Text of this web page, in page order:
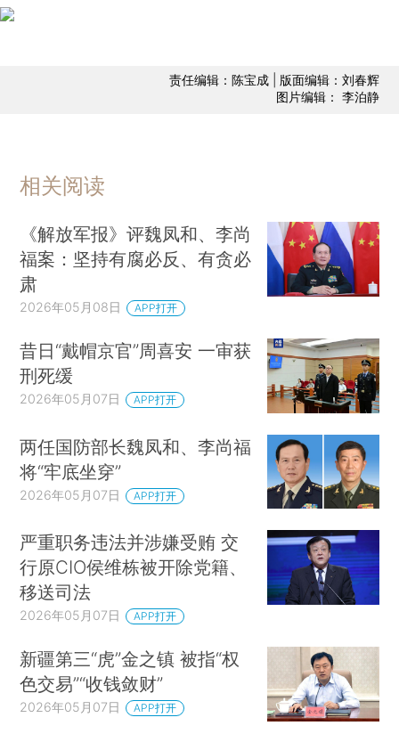
责任编辑：陈宝成 | 版面编辑：刘春辉
图片编辑： 李泊静
相关阅读
《解放军报》评魏凤和、李尚
福案：坚持有腐必反、有贪必
肃
2026年05月08日 APP打开
昔日“戴帽京官”周喜安 一审获
刑死缓
2026年05月07日 APP打开
两任国防部长魏凤和、李尚福
将“牢底坐穿”
2026年05月07日 APP打开
严重职务违法并涉嫌受贿 交
行原CIO侯维栋被开除党籍、
移送司法
2026年05月07日 APP打开
新疆第三“虎”金之镇 被指“权
色交易”“收钱敛财”
2026年05月07日 APP打开